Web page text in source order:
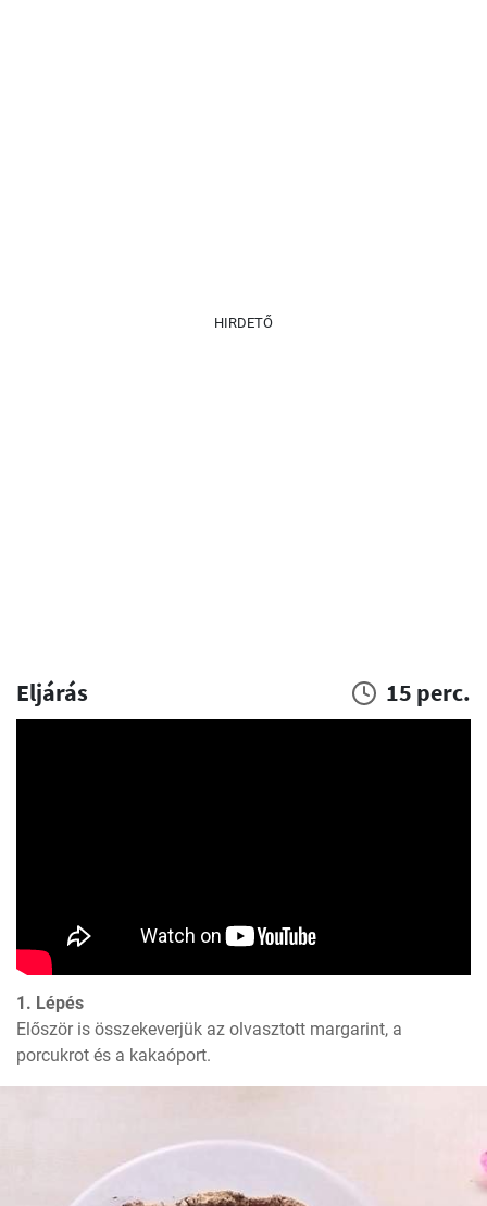
HIRDETŐ
Eljárás 15 perc.
1. Lépés
Először is összekeverjük az olvasztott margarint, a
porcukrot és a kakaóport.